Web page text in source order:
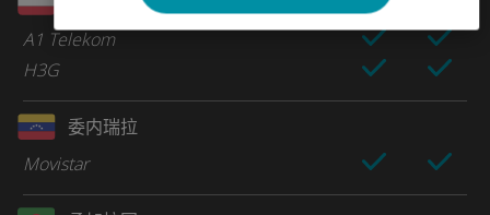
A1 Telekom
H3G
委内瑞拉
Movistar